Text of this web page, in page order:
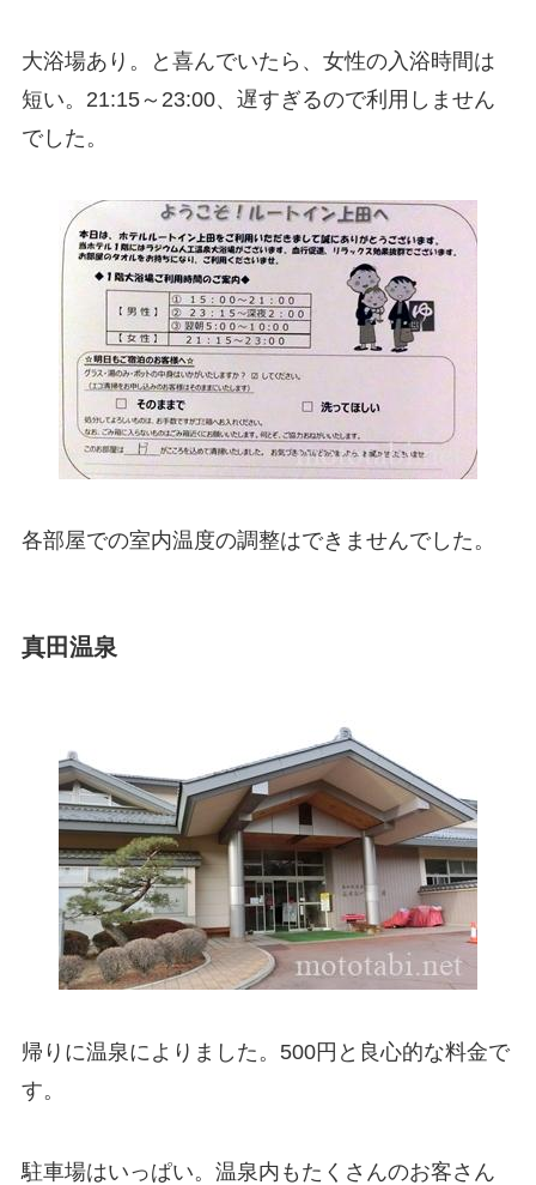
大浴場あり。と喜んでいたら、女性の入浴時間は
短い。21:15～23:00、遅すぎるので利用しません
でした。
各部屋での室内温度の調整はできませんでした。
真田温泉
帰りに温泉によりました。500円と良心的な料金で
す。
駐車場はいっぱい。温泉内もたくさんのお客さん